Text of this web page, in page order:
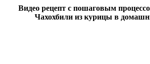
Видео рецепт с пошаговым
Чахохбили из курицы в